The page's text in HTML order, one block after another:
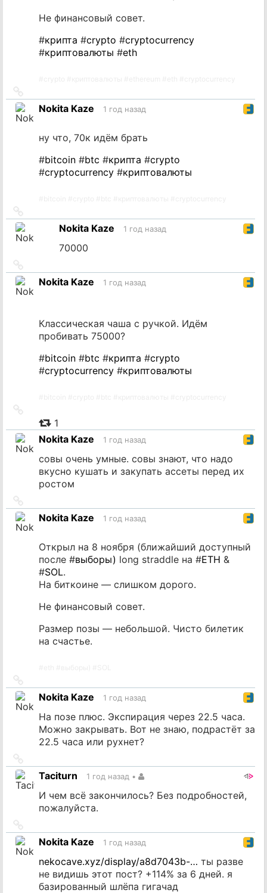
Не финансовый совет.
#крипта #crypto #cryptocurrency
#криптовалюты #eth
на
источник
Nokita Kaze 1 год назад
ну что, 70к идём брать
#bitcoin #btc #крипта #crypto
#cryptocurrency #криптовалюты
на
источникNokita Kaze 1 год назад
70000
на
источник
Nokita Kaze 1 год назад
Классическая чаша с ручкой. Идём
пробивать 75000?
#bitcoin #btc #крипта #crypto
#cryptocurrency #криптовалюты
источник
1
Nokita Kaze
1 год назад
совы очень умные. совы знают, что надо
вкусно кушать и закупать ассеты перед их
ростом
на
источник
Nokita Kaze 1 год назад
Открыл на 8 ноября (ближайший доступный
после #выборы) long straddle на #ETH &
#SOL.
На биткоине — слишком дорого.
Не финансовый совет.
Размер позы — небольшой. Чисто билетик
на счастье.
на
источник
Nokita Kaze 1 год назад
На позе плюс. Экспирация через 22.5 часа.
Можно закрывать. Вот не знаю, подрастёт за
22.5 часа или рухнет?
на
источник
Taciturn 1 год назад •
И чем всё закончилось? Без подробностей,
пожалуйста.
на
источник
Nokita Kaze 1 год назад
nekocave.xyz/display/a8d7043b-… ты разве
не видишь этот пост? +114% за 6 дней. я
базированный шлёпа гигачад